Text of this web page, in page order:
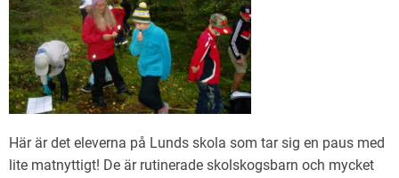
Här är det eleverna på Lunds skola som tar sig en paus med
lite matnyttigt! De är rutinerade skolskogsbarn och mycket